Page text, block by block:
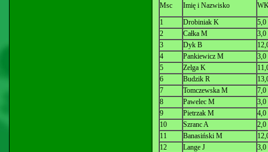
Msc
Imię i Nazwisko
1
Drobiniak K
5,0
2
Całka M
3,0
3
Dyk B
4
Pankiewicz M
3,0
5
Zelga K
6
Budzik R
7
Tomczewska M
7,0
8
Pawelec M
3,0
9
Pietrzak M
4,0
10
Szranc A
2,0
11
Banasiński M
12
Lange J
3,0